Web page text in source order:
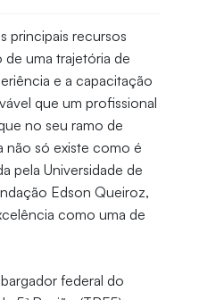
principais recursos
de uma trajetória de
e a capacitação
que um profissional
no seu ramo de
não só existe como é
pela Universidade de
Edson Queiroz,
como uma de
federal do